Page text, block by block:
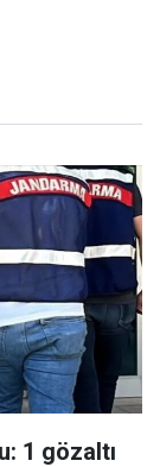
1 gözaltı